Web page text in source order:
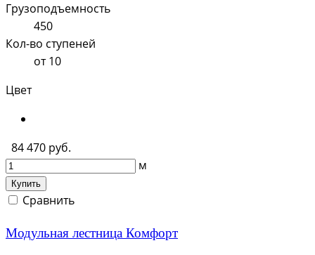
Грузоподъемность
450
Кол-во ступеней
от 10
Цвет
84 470 руб.
м
Купить
Сравнить
Модульная лестница Комфорт